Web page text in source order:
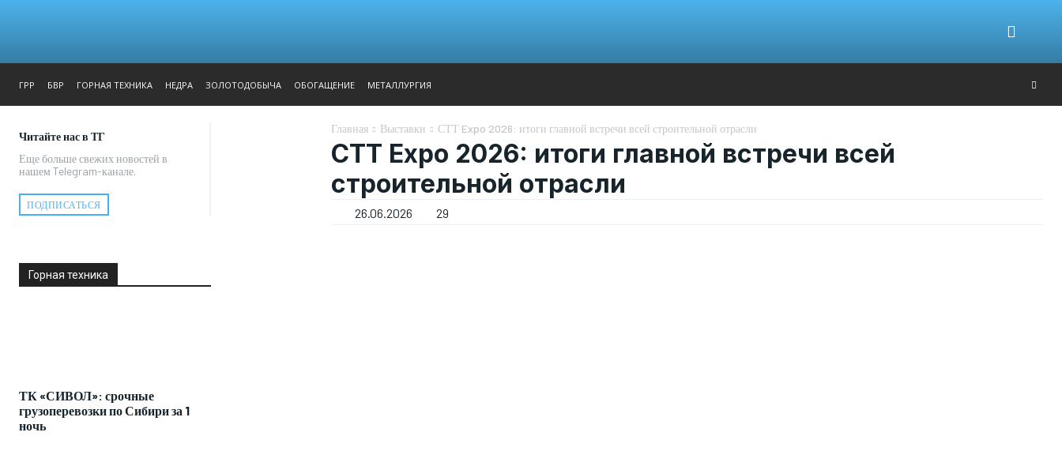
ГРР БВР ГОРНАЯ ТЕХНИКА НЕДРА ЗОЛОТОДОБЫЧА ОБОГАЩЕНИЕ МЕТАЛЛУРГИЯ
Читайте нас в ТГ
Еще больше свежих новостей в
нашем Telegram-канале.
ПОДПИСАТЬСЯ
Горная техника
ТК «СИВОЛ»: срочные
грузоперевозки по Сибири за 1
ночь
Главная Выставки СТТ Expo 2026: итоги главной встречи всей строительной отрасли
СТТ Expo 2026: итоги главной встречи всей
строительной отрасли
26.06.2026 29